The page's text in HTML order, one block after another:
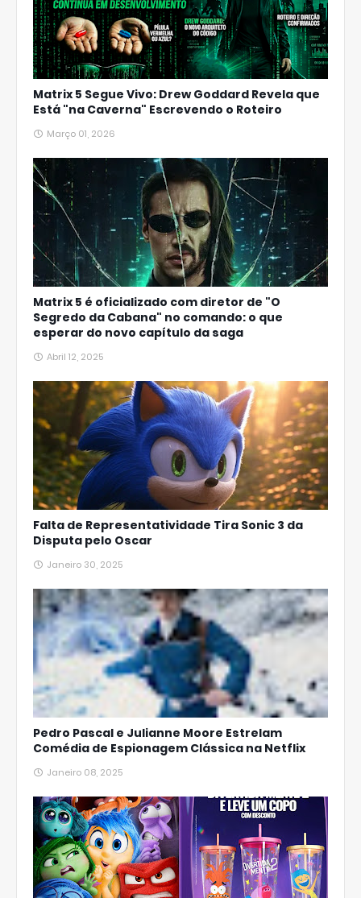
Matrix 5 Segue Vivo: Drew Goddard Revela que
Está "na Caverna" Escrevendo o Roteiro
Março 01, 2026
Matrix 5 é oficializado com diretor de "O
Segredo da Cabana" no comando: o que
esperar do novo capítulo da saga
Abril 12, 2025
Falta de Representatividade Tira Sonic 3 da
Disputa pelo Oscar
Janeiro 30, 2025
Pedro Pascal e Julianne Moore Estrelam
Comédia de Espionagem Clássica na Netflix
Janeiro 08, 2025